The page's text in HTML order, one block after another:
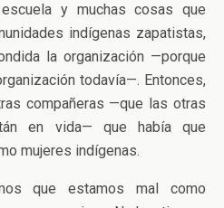
y muchas cosas que
indígenas zapatistas,
la organización —porque
todavía—. Entonces,
compañeras —que las otras
en vida— que había que
mujeres indígenas.
que estamos mal como